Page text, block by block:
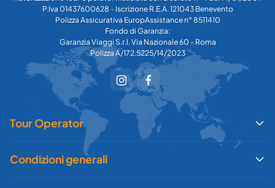
P.Iva 01437600628 - Iscrizione R.E.A. 121043 Benevento
Polizza Assicurativa EuropAssistance n° 8511410
Fondo di Garanzia:
Garanzia Viaggi S.r.l. Via Nazionale 60 - Roma
Polizza A/172.5225/14/2023
Tour Operator
Condizioni generali